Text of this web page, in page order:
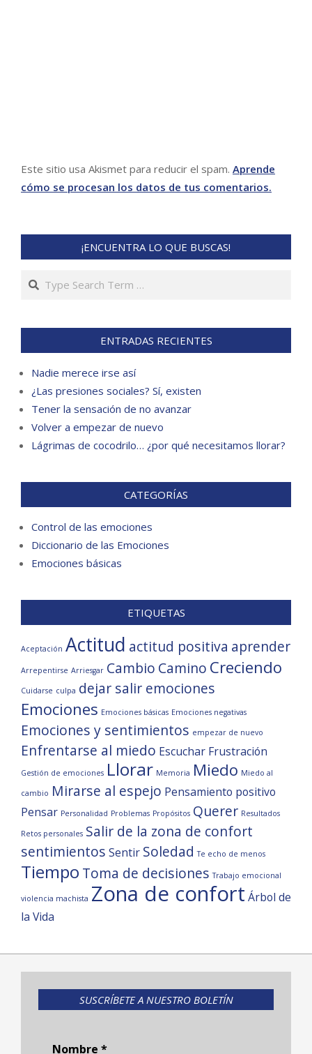
Este sitio usa Akismet para reducir el spam. Aprende
cómo se procesan los datos de tus comentarios.
¡ENCUENTRA LO QUE BUSCAS!
Search
ENTRADAS RECIENTES
Nadie merece irse así
¿Las presiones sociales? Sí, existen
Tener la sensación de no avanzar
Volver a empezar de nuevo
Lágrimas de cocodrilo… ¿por qué necesitamos llorar?
CATEGORÍAS
Control de las emociones
Diccionario de las Emociones
Emociones básicas
ETIQUETAS
Aceptación Actitud actitud positiva aprender
Arrepentirse Arriesgar Cambio Camino Creciendo
Cuidarse culpa dejar salir emociones
Emociones Emociones básicas Emociones negativas
Emociones y sentimientos empezar de nuevo
Enfrentarse al miedo Escuchar Frustración
Gestión de emociones Llorar Memoria Miedo Miedo al
cambio Mirarse al espejo Pensamiento positivo
Pensar Personalidad Problemas Propósitos Querer Resultados
Retos personales Salir de la zona de confort
sentimientos Sentir Soledad Te echo de menos
Tiempo Toma de decisiones Trabajo emocional
violencia machista Zona de confort Árbol de
la Vida
SUSCRÍBETE A NUESTRO BOLETÍN
Nombre *